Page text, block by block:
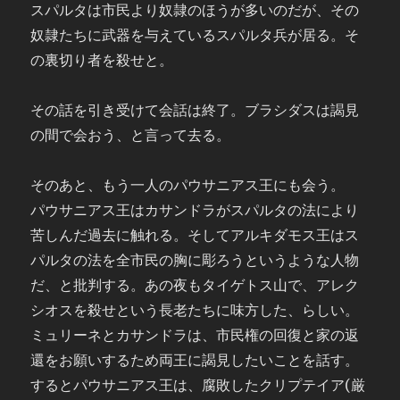
スパルタは市民より奴隷のほうが多いのだが、その
奴隷たちに武器を与えているスパルタ兵が居る。そ
の裏切り者を殺せと。
その話を引き受けて会話は終了。ブラシダスは謁見
の間で会おう、と言って去る。
そのあと、もう一人のパウサニアス王にも会う。
パウサニアス王はカサンドラがスパルタの法により
苦しんだ過去に触れる。そしてアルキダモス王はス
パルタの法を全市民の胸に彫ろうというような人物
だ、と批判する。あの夜もタイゲトス山で、アレク
シオスを殺せという長老たちに味方した、らしい。
ミュリーネとカサンドラは、市民権の回復と家の返
還をお願いするため両王に謁見したいことを話す。
するとパウサニアス王は、腐敗したクリプテイア(厳